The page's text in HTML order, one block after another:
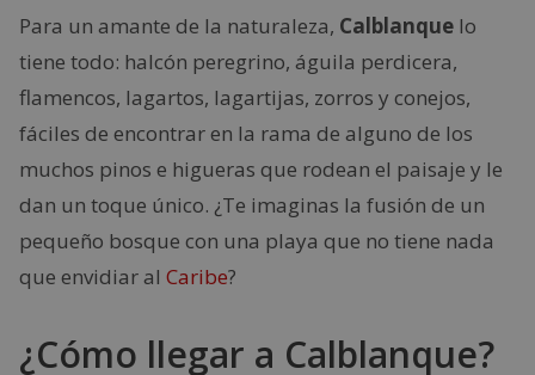
Para un amante de la naturaleza, Calblanque lo
tiene todo: halcón peregrino, águila perdicera,
flamencos, lagartos, lagartijas, zorros y conejos,
fáciles de encontrar en la rama de alguno de los
muchos pinos e higueras que rodean el paisaje y le
dan un toque único. ¿Te imaginas la fusión de un
pequeño bosque con una playa que no tiene nada
que envidiar al Caribe?
¿Cómo llegar a Calblanque?